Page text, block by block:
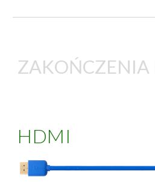
ZAKOŃCZENIA
HDMI